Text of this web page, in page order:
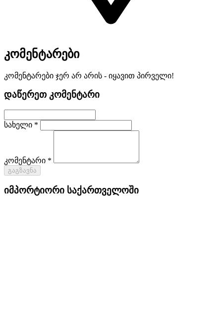
კომენტარები
კომენტარები ჯერ არ არის - იყავით პირველი!
დაწერეთ კომენტარი
სახელი *
კომენტარი *
გაგზავნა
იმპორტიორი საქართველოში